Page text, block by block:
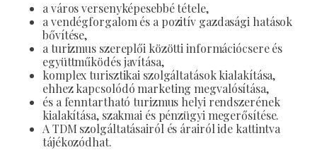
a város versenyképesebbé tétele,
a vendégforgalom és a pozitív gazdasági hatások
bővítése,
a turizmus szereplői közötti információcsere és
együttműködés javítása,
komplex turisztikai szolgáltatások kialakítása,
ehhez kapcsolódó marketing megvalósítása,
és a fenntartható turizmus helyi rendszerének
kialakítása, szakmai és pénzügyi megerősítése.
A TDM szolgáltatásairól és árairól ide kattintva
tájékozódhat.